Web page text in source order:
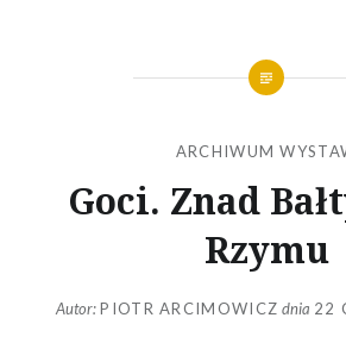
ARCHIWUM
Goci. Znad
Rzymu
Autor:PIOTR ARCIMOWICZ dnia 22